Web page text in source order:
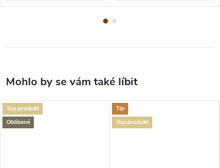
Top produkt
Oblíbené
Tip
Top produkt